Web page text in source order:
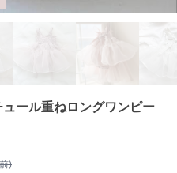
ール重ねロングワンピー
)